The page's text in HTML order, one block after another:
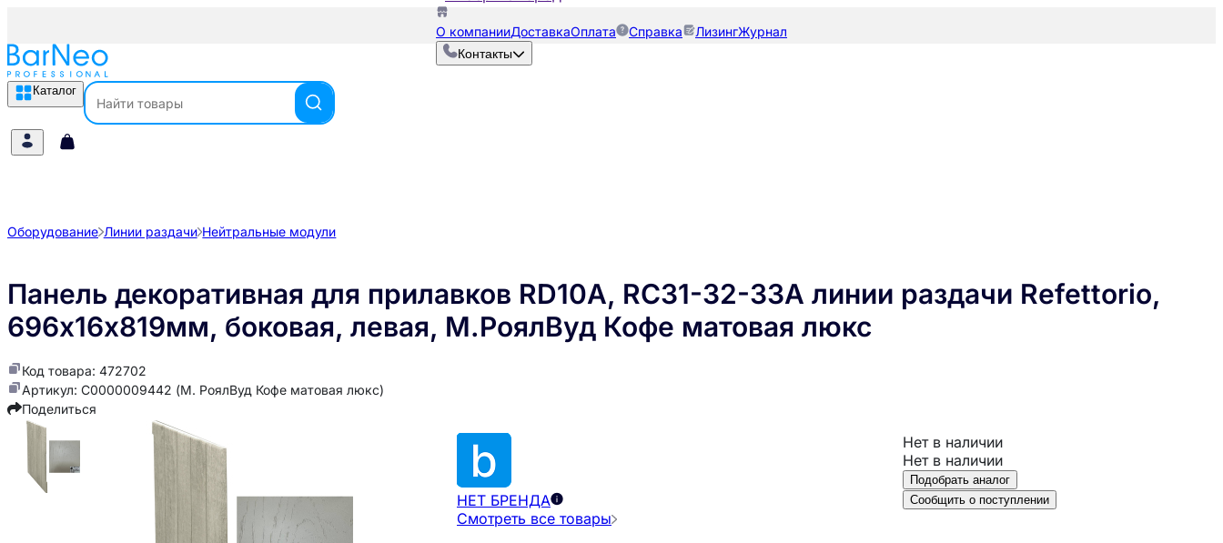
О компанииДоставкаОплата Справка ЛизингЖурнал
Контакты
Каталог
Оборудование Линии раздачи Нейтральные модули
Панель декоративная для прилавков RD10A, RC31-32-33A линии раздачи Refettorio,
696х16х819мм, боковая, левая, М.РоялВуд Кофе матовая люкс
Код товара: 472702
Артикул: С0000009442 (М. РоялВуд Кофе матовая люкс)
Поделиться
НЕТ БРЕНДА
Смотреть все товары
Нет в наличии
Нет в наличии
Подобрать аналог
Сообщить о поступлении